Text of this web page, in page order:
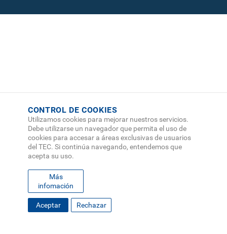
FOOTERMAPA DEL SITIO DIRECTORIO
CONTROL DE COOKIES
Utilizamos cookies para mejorar nuestros servicios.
Debe utilizarse un navegador que permita el uso de
cookies para accesar a áreas exclusivas de usuarios
del TEC. Si continúa navegando, entendemos que
acepta su uso.
Más
infomación
Aceptar Rechazar